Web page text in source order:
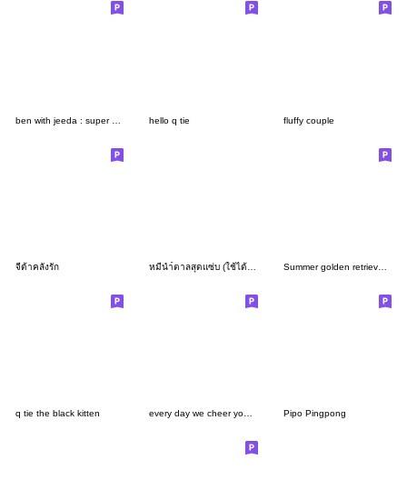
hello q tie fluffy couple
จีด้าคลั่งรัก Summer golden retriever puppy!!
q tie the black kitten every day we cheer you up (TH) Pipo Pingpong